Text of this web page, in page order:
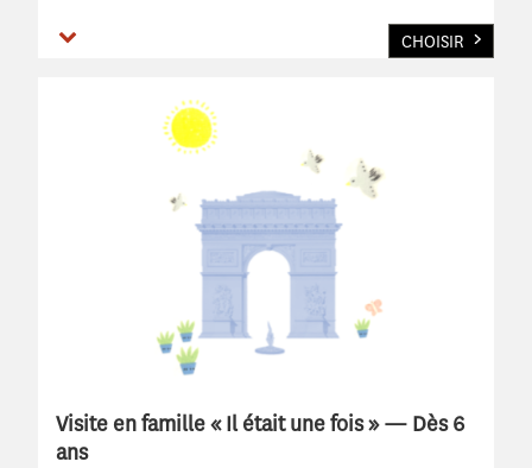
Voir plus
CHOISIR
Visite en famille « Il était une fois » — Dès 6
ans